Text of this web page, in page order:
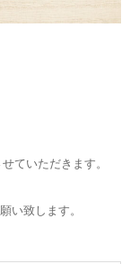
ていただきます。
い致します。